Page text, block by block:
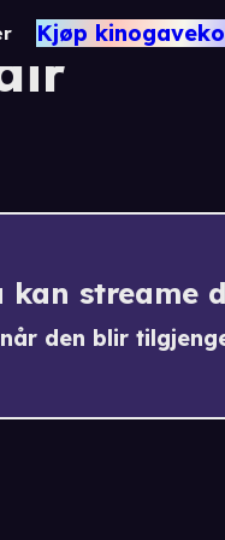
Kjøp
streame
den blir